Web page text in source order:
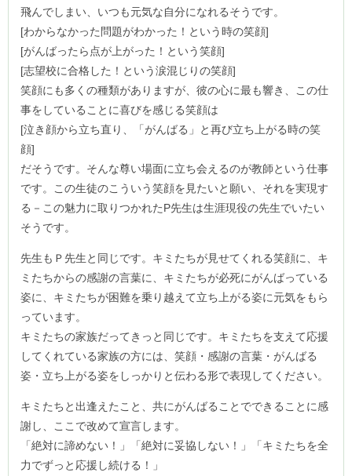
飛んでしまい、いつも元気な自分になれるそうです。
[わからなかった問題がわかった！という時の笑顔]
[がんばったら点が上がった！という笑顔]
[志望校に合格した！という涙混じりの笑顔]
笑顔にも多くの種類がありますが、彼の心に最も響き、この仕
事をしていることに喜びを感じる笑顔は
[泣き顔から立ち直り、「がんばる」と再び立ち上がる時の笑
顔]
だそうです。そんな尊い場面に立ち会えるのが教師という仕事
です。この生徒のこういう笑顔を見たいと願い、それを実現す
る－この魅力に取りつかれたP先生は生涯現役の先生でいたい
そうです。
先生もＰ先生と同じです。キミたちが見せてくれる笑顔に、キ
ミたちからの感謝の言葉に、キミたちが必死にがんばっている
姿に、キミたちが困難を乗り越えて立ち上がる姿に元気をもら
っています。
キミたちの家族だってきっと同じです。キミたちを支えて応援
してくれている家族の方には、笑顔・感謝の言葉・がんばる
姿・立ち上がる姿をしっかりと伝わる形で表現してください。
キミたちと出逢えたこと、共にがんばることでできることに感
謝し、ここで改めて宣言します。
「絶対に諦めない！」「絶対に妥協しない！」「キミたちを全
力でずっと応援し続ける！」